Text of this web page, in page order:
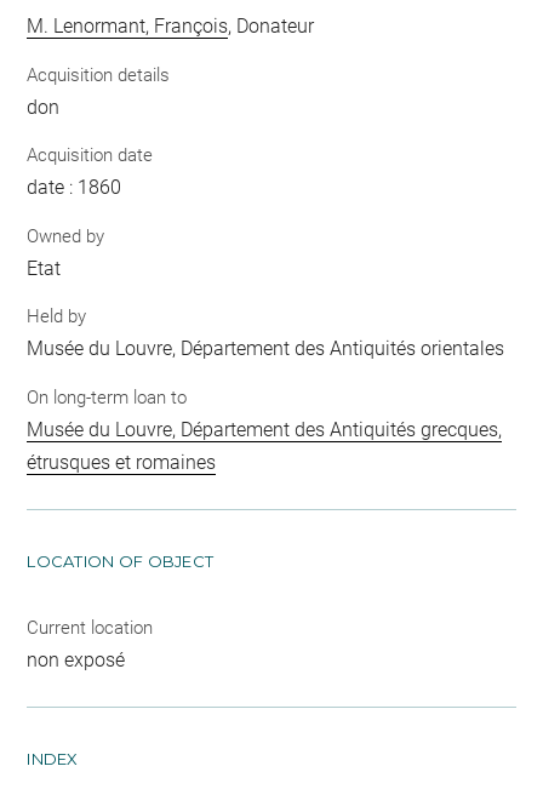
M. Lenormant, François, Donateur
Acquisition details
don
Acquisition date
date : 1860
Owned by
Etat
Held by
Musée du Louvre, Département des Antiquités orientales
On long-term loan to
Musée du Louvre, Département des Antiquités grecques,
étrusques et romaines
LOCATION OF OBJECT
Current location
non exposé
INDEX